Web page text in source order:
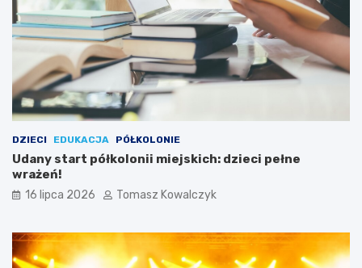
DZIECI EDUKACJA PÓŁKOLONIE
Udany start półkolonii miejskich: dzieci pełne
wrażeń!
16 lipca 2026 Tomasz Kowalczyk